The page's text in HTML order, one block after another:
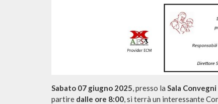
Sabato 07 giugno 2025, presso la Sala
partire dalle ore 8:00, si terrà un interessante